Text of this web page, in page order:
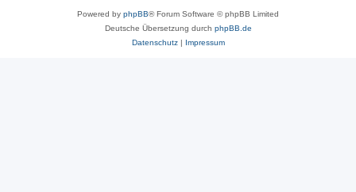
Powered by phpBB® Forum Software © phpBB Limited
Deutsche Übersetzung durch phpBB.de
Datenschutz| Impressum